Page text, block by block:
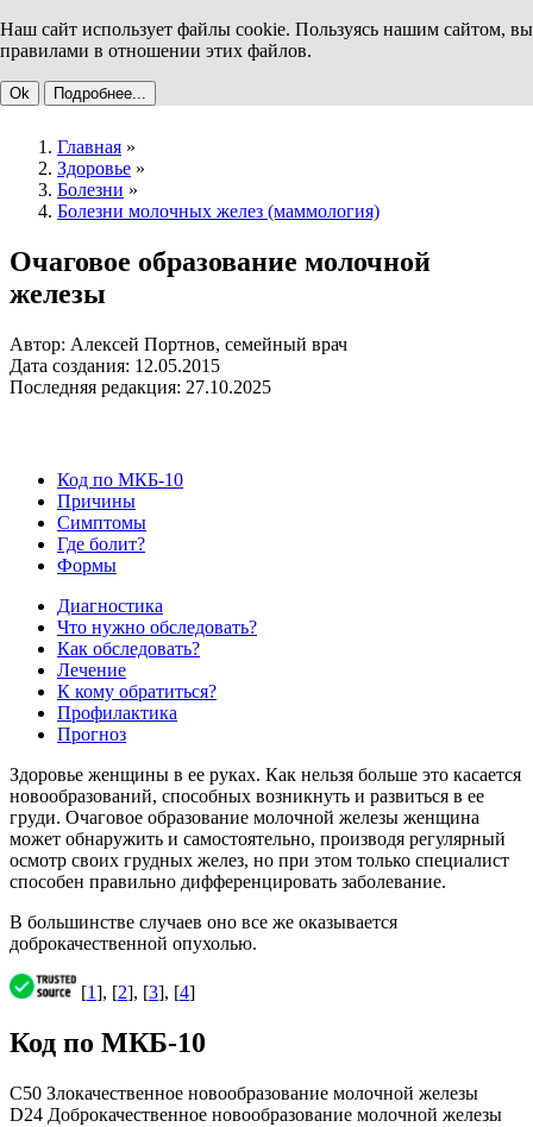
Наш сайт использует файлы cookie. Пользуясь нашим сайтом, вы
правилами в отношении этих файлов.
Ok Подробнее...
Главная »
Здоровье »
Болезни »
Болезни молочных желез (маммология)
Очаговое образование молочной
железы
Автор: Алексей Портнов, семейный врач
Дата создания: 12.05.2015
Последняя редакция: 27.10.2025
Код по МКБ-10
Причины
Симптомы
Где болит?
Формы
Диагностика
Что нужно обследовать?
Как обследовать?
Лечение
К кому обратиться?
Профилактика
Прогноз
Здоровье женщины в ее руках. Как нельзя больше это касается
новообразований, способных возникнуть и развиться в ее
груди. Очаговое образование молочной железы женщина
может обнаружить и самостоятельно, производя регулярный
осмотр своих грудных желез, но при этом только специалист
способен правильно дифференцировать заболевание.
В большинстве случаев оно все же оказывается
доброкачественной опухолью.
[1], [2], [3], [4]
Код по МКБ-10
C50 Злокачественное новообразование молочной железы
D24 Доброкачественное новообразование молочной железы